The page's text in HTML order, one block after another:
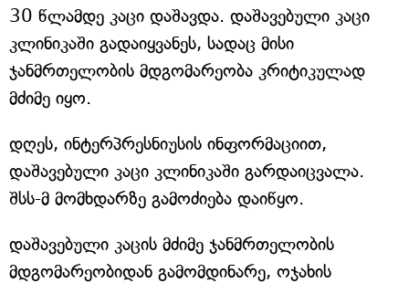
30 წლამდე კაცი დაშავდა. დაშავებული კაცი
კლინიკაში გადაიყვანეს, სადაც მისი
ჯანმრთელობის მდგომარეობა კრიტიკულად
მძიმე იყო.
დღეს, ინტერპრესნიუსის ინფორმაციით,
დაშავებული კაცი კლინიკაში გარდაიცვალა.
შსს-მ მომხდარზე გამოძიება დაიწყო.
დაშავებული კაცის მძიმე ჯანმრთელობის
მდგომარეობიდან გამომდინარე, ოჯახის